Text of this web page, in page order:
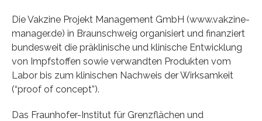
Die Vakzine Projekt Management GmbH (www.vakzine-
manager.de) in Braunschweig organisiert und finanziert
bundesweit die präklinische und klinische Entwicklung
von Impfstoffen sowie verwandten Produkten vom
Labor bis zum klinischen Nachweis der Wirksamkeit
(“proof of concept”).
Das Fraunhofer-Institut für Grenzflächen und